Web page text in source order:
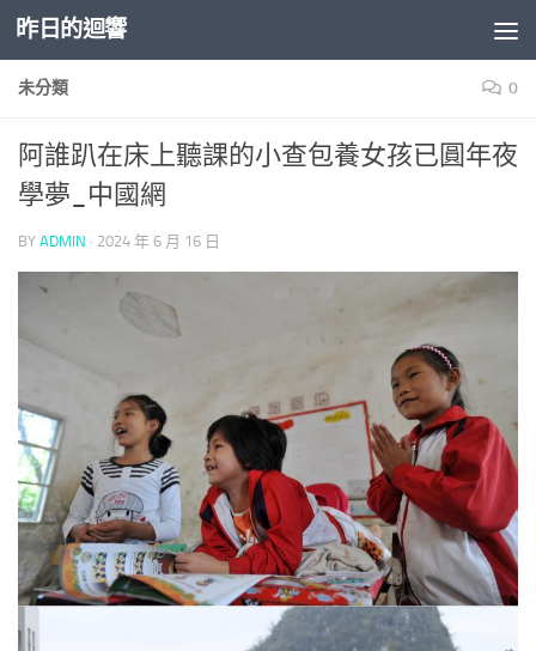
Skip to content
昨日的迴響
未分類 0
阿誰趴在床上聽課的小查包養女孩已圓年夜
學夢_中國網
BY ADMIN · 2024 年 6 月 16 日